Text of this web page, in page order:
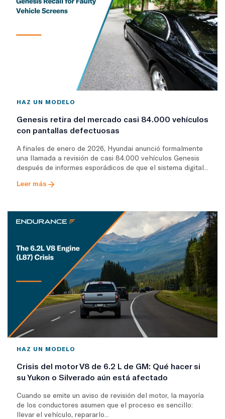
HAZ UN MODELO
Genesis retira del mercado casi 84.000 vehículos
con pantallas defectuosas
A finales de enero de 2026, Hyundai anunció formalmente
una llamada a revisión de casi 84.000 vehículos Genesis
después de informes esporádicos de que el sistema digital...
Leer más
HAZ UN MODELO
Crisis del motor V8 de 6.2 L de GM: Qué hacer si
su Yukon o Silverado aún está afectado
Cuando se emite un aviso de revisión del motor, la mayoría
de los conductores asumen que el proceso es sencillo:
llevar el vehículo, repararlo...